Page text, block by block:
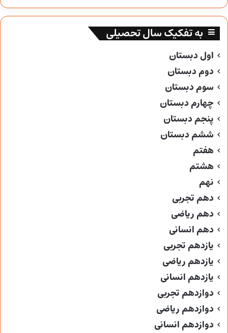
به تفکیک سال تحصیلی
اول دبستان
دوم دبستان
سوم دبستان
چهارم دبستان
پنجم دبستان
ششم دبستان
هفتم
هشتم
نهم
دهم تجربی
دهم ریاضی
دهم انسانی
یازدهم تجربی
یازدهم ریاضی
یازدهم انسانی
دوازدهم تجربی
دوازدهم ریاضی
دوازدهم انسانی